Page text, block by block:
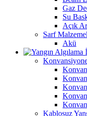
Gaz
Su
Açık
Sarf
Akü
Kablosuz